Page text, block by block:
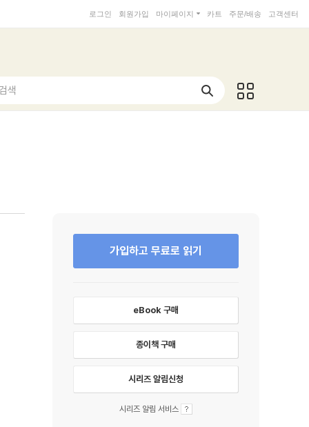
로그인 회원가입 마이페이지 카트 주문/배송 고객센터
색
가입하고 무료로 읽기
eBook 구매
종이책 구매
시리즈 알림신청
시리즈 알림 서비스